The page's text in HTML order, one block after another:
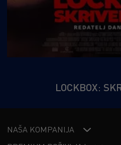
LOCKBOX:
NAŠA KOMPANIJA